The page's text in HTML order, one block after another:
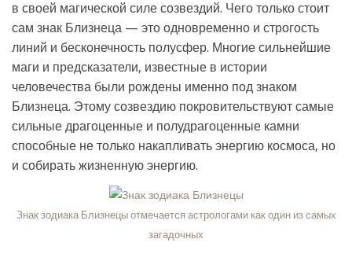
в своей магической силе созвездий. Чего только стоит
сам знак Близнеца — это одновременно и строгость
линий и бесконечность полусфер. Многие сильнейшие
маги и предсказатели, известные в истории
человечества были рождены именно под знаком
Близнеца. Этому созвездию покровительствуют самые
сильные драгоценные и полудрагоценные камни
способные не только накапливать энергию космоса, но
и собирать жизненную энергию.
Знак зодиака Близнецы отмечается астрологами как один из самых
загадочных